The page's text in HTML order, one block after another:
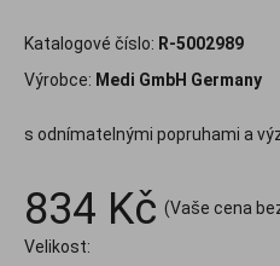
Katalogové číslo: R-5002989
Výrobce: Medi GmbH Germany
s odnímatelnými popruhami a
834 Kč (Vaše cena
Velikost: